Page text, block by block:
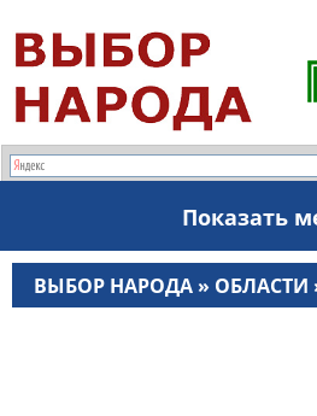
Показать
ВЫБОР НАРОДА » ОБЛАСТИ